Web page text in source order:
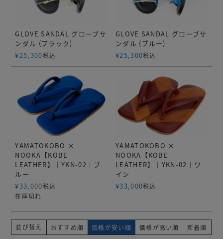
GLOVE SANDAL グローブサ
ンダル (ブラック)
¥25,300税込
GLOVE SANDAL グローブサ
ンダル (ブルー)
¥25,300税込
YAMATOKOBO ×
NOOKA【KOBE
LEATHER】｜YKN-02｜ブ
ルー
¥33,000税込
在庫切れ
YAMATOKOBO ×
NOOKA【KOBE
LEATHER】｜YKN-02｜ワ
イン
¥33,000税込
並び替え おすすめ順 価格が安い順 価格が高い順 新着順